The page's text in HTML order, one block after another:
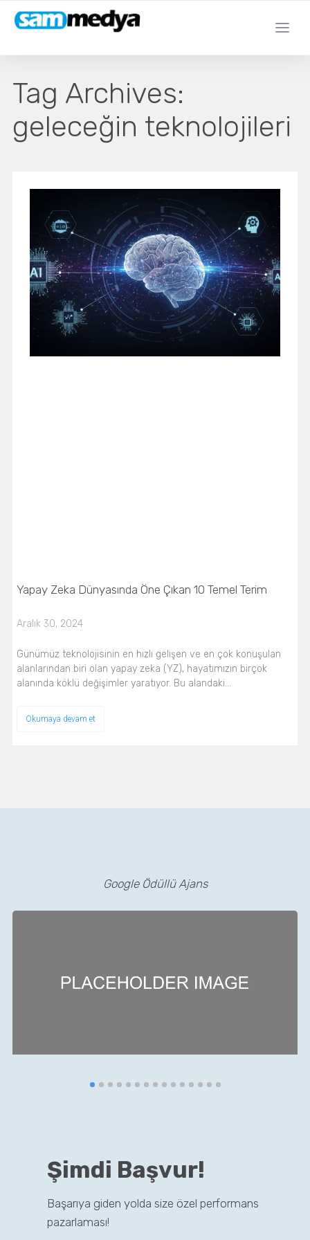
Tag Archives:
geleceğin teknolojileri
Yapay Zeka Dünyasında Öne Çıkan 10 Temel Terim
Aralık 30, 2024
Günümüz teknolojisinin en hızlı gelişen ve en çok konuşulan
alanlarından biri olan yapay zeka (YZ), hayatımızın birçok
alanında köklü değişimler yaratıyor. Bu alandaki…
Okumaya devam et
Google Ödüllü Ajans
Şimdi Başvur!
Başarıya giden yolda size özel performans
pazarlaması!